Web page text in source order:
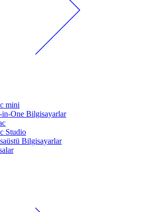
mini
One Bilgisayarlar
Studio
Bilgisayarlar